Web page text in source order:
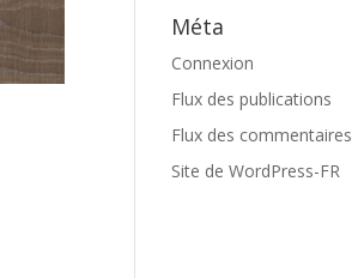
Méta
Connexion
Flux des publications
Flux des commentaires
Site de WordPress-FR